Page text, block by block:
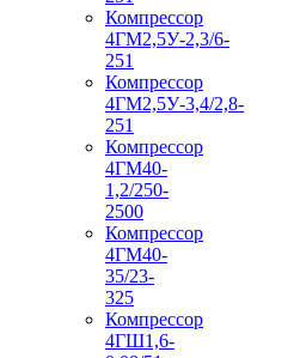
Компрессор
4ГМ2,5У-2,3/6-
251
Компрессор
4ГМ2,5У-3,4/2,8-
251
Компрессор
4ГМ40-
1,2/250-
2500
Компрессор
4ГМ40-
35/23-
325
Компрессор
4ГШ1,6-